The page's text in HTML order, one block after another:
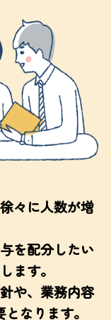
々に人数が増
を配分したい
ます。
や、業務内容
なります。